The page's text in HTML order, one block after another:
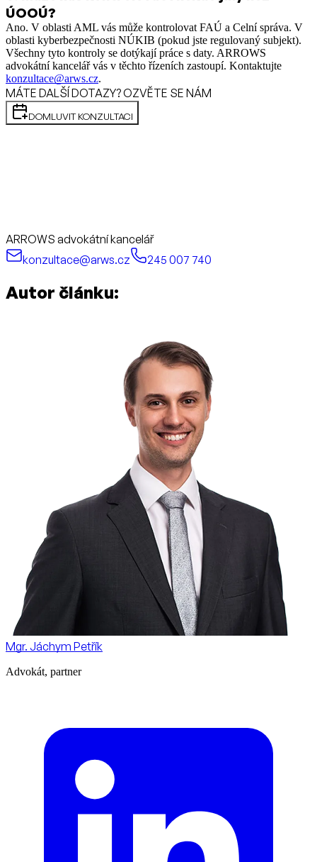
ÚOOÚ?
Ano. V oblasti AML vás může kontrolovat FAÚ a Celní správa. V
oblasti kyberbezpečnosti NÚKIB (pokud jste regulovaný subjekt).
Všechny tyto kontroly se dotýkají práce s daty. ARROWS
advokátní kancelář vás v těchto řízeních zastoupí. Kontaktujte
konzultace@arws.cz.
MÁTE DALŠÍ DOTAZY? OZVĚTE SE NÁM
DOMLUVIT KONZULTACI
ARROWS advokátní kancelář
konzultace@arws.cz
245 007 740
Autor článku:
Mgr. Jáchym Petřík
Advokát, partner